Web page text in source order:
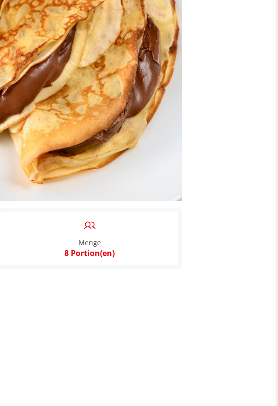
Menge
8 Portion(en)